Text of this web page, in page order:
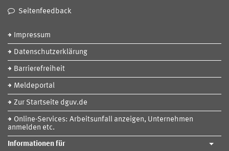
Seitenfeedback
Impressum
Datenschutzerklärung
Barrierefreiheit
Meldeportal
Zur Startseite dguv.de
Online-Services: Arbeitsunfall anzeigen, Unternehmen
anmelden etc.
Informationen für